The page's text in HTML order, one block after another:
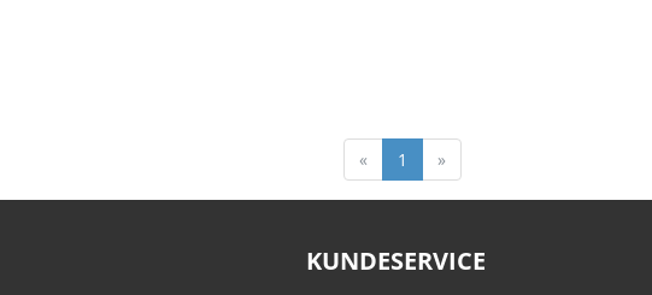
« 1 »
KUNDESERVICE